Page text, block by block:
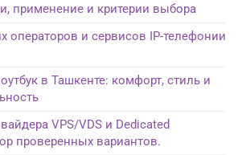
применение и критерии выбора
операторов и сервисов IP-телефонии
в Ташкенте: комфорт, стиль и
VPS/VDS и Dedicated
проверенных вариантов.